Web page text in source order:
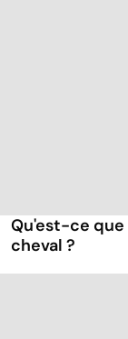
Qu'est-ce que
cheval ?